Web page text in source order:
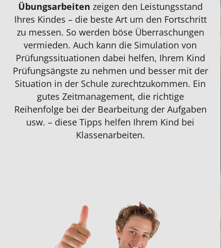
Übungsarbeiten zeigen den Leistungsstand
Ihres Kindes – die beste Art um den Fortschritt
zu messen. So werden böse Überraschungen
vermieden. Auch kann die Simulation von
Prüfungssituationen dabei helfen, Ihrem Kind
Prüfungsängste zu nehmen und besser mit der
Situation in der Schule zurechtzukommen. Ein
gutes Zeitmanagement, die richtige
Reihenfolge bei der Bearbeitung der Aufgaben
usw. – diese Tipps helfen Ihrem Kind bei
Klassenarbeiten.